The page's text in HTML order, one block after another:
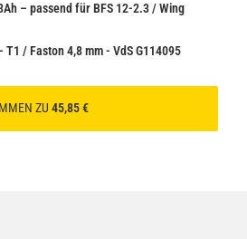
– passend für BFS 12-2.3 / Wing
/ Faston 4,8 mm - VdS G114095
ZU45,85 €